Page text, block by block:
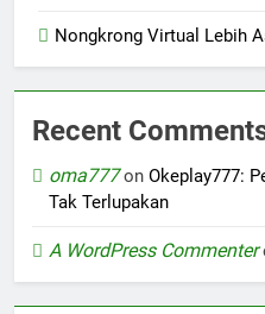
Nongkrong Virtual Lebih
Recent
oma777on Okeplay777:
Tak Terlupakan
A WordPress Commenter